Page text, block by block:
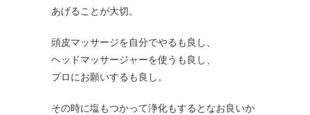
あげることが大切。
頭皮マッサージを自分でやるも良し、
ヘッドマッサージャーを使うも良し、
プロにお願いするも良し。
その時に塩もつかって浄化もするとなお良いか